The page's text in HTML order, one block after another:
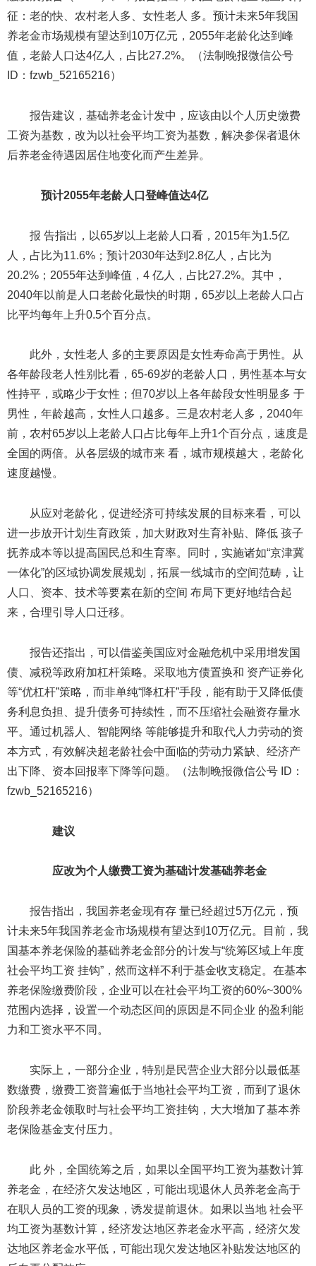
征：老的快、农村老人多、女性老人 多。预计未来5年我国
养老金市场规模有望达到10万亿元，2055年老龄化达到峰
值，老龄人口达4亿人，占比27.2%。（法制晚报微信公号
ID：fzwb_52165216）
报告建议，基础养老金计发中，应该由以个人历史缴费
工资为基数，改为以社会平均工资为基数，解决参保者退休
后养老金待遇因居住地变化而产生差异。
预计2055年老龄人口登峰值达4亿
报 告指出，以65岁以上老龄人口看，2015年为1.5亿
人，占比为11.6%；预计2030年达到2.8亿人，占比为
20.2%；2055年达到峰值，4 亿人，占比27.2%。其中，
2040年以前是人口老龄化最快的时期，65岁以上老龄人口占
比平均每年上升0.5个百分点。
此外，女性老人 多的主要原因是女性寿命高于男性。从
各年龄段老人性别比看，65-69岁的老龄人口，男性基本与女
性持平，或略少于女性；但70岁以上各年龄段女性明显多 于
男性，年龄越高，女性人口越多。三是农村老人多，2040年
前，农村65岁以上老龄人口占比每年上升1个百分点，速度是
全国的两倍。从各层级的城市来 看，城市规模越大，老龄化
速度越慢。
从应对老龄化，促进经济可持续发展的目标来看，可以
进一步放开计划生育政策，加大财政对生育补贴、降低 孩子
抚养成本等以提高国民总和生育率。同时，实施诸如“京津冀
一体化”的区域协调发展规划，拓展一线城市的空间范畴，让
人口、资本、技术等要素在新的空间 布局下更好地结合起
来，合理引导人口迁移。
报告还指出，可以借鉴美国应对金融危机中采用增发国
债、减税等政府加杠杆策略。采取地方债置换和 资产证券化
等“优杠杆”策略，而非单纯“降杠杆”手段，能有助于又降低债
务利息负担、提升债务可持续性，而不压缩社会融资存量水
平。通过机器人、智能网络 等能够提升和取代人力劳动的资
本方式，有效解决超老龄社会中面临的劳动力紧缺、经济产
出下降、资本回报率下降等问题。（法制晚报微信公号 ID：
fzwb_52165216）
建议
应改为个人缴费工资为基础计发基础养老金
报告指出，我国养老金现有存 量已经超过5万亿元，预
计未来5年我国养老金市场规模有望达到10万亿元。目前，我
国基本养老保险的基础养老金部分的计发与“统筹区域上年度
社会平均工资 挂钩”，然而这样不利于基金收支稳定。在基本
养老保险缴费阶段，企业可以在社会平均工资的60%~300%
范围内选择，设置一个动态区间的原因是不同企业 的盈利能
力和工资水平不同。
实际上，一部分企业，特别是民营企业大部分以最低基
数缴费，缴费工资普遍低于当地社会平均工资，而到了退休
阶段养老金领取时与社会平均工资挂钩，大大增加了基本养
老保险基金支付压力。
此 外，全国统筹之后，如果以全国平均工资为基数计算
养老金，在经济欠发达地区，可能出现退休人员养老金高于
在职人员的工资的现象，诱发提前退休。如果以当地 社会平
均工资为基数计算，经济发达地区养老金水平高，经济欠发
达地区养老金水平低，可能出现欠发达地区补贴发达地区的